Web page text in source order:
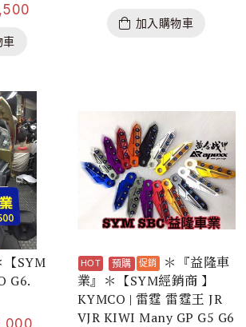
車
加入購物車
【SYM
G6.
預購
＊『益隆車
業』＊【SYM經銷商 】
KYMCO | 雷霆 雷霆王 JR
VJR KIWI Many GP G5 G6